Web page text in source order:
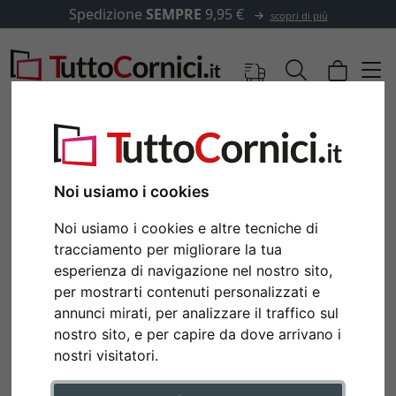
Noi usiamo i cookies
Noi usiamo i cookies e altre tecniche di
tracciamento per migliorare la tua
esperienza di navigazione nel nostro sito,
per mostrarti contenuti personalizzati e
annunci mirati, per analizzare il traffico sul
nostro sito, e per capire da dove arrivano i
nostri visitatori.
Spedizione SEMPRE 9,95 € scopri di più
Immagini Anteprima
Indietro
Passepartout a smusso 2,5 mm
bianco brillante
Colore